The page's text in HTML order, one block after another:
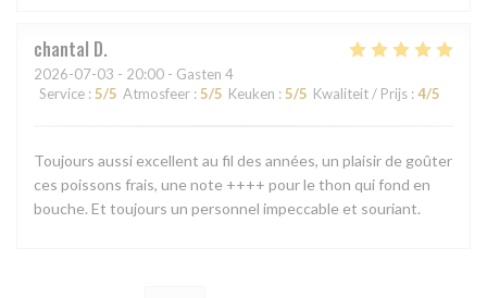
chantal D
2026-07-03 - 20:00 - Gasten 4
Service : 5/5 Atmosfeer : 5/5 Keuken : 5/5 Kwaliteit / Prijs : 4/5
Toujours aussi excellent au fil des années, un plaisir de goûter
ces poissons frais, une note ++++ pour le thon qui fond en
bouche. Et toujours un personnel impeccable et souriant.